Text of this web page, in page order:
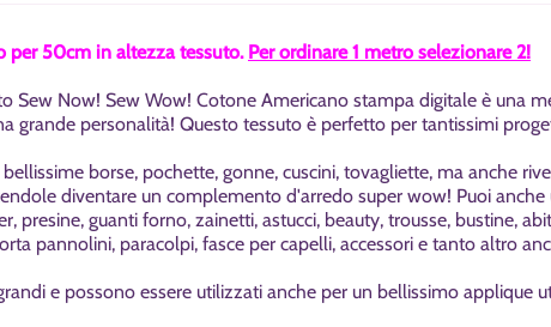
per 50cm in altezza tessuto. Per ordinare 1 metro selezionare 2!
Sew Now! Sew Wow! Cotone Americano stampa digitale è una
grande personalità! Questo tessuto è perfetto per tantissimi
bellissime borse, pochette, gonne, cuscini, tovagliette, ma anche
diventare un complemento d'arredo super wow! Puoi
presine, guanti forno, zainetti, astucci, beauty, trousse, bustine,
pannolini, paracolpi, fasce per capelli, accessori e tanto altro
e possono essere utilizzati anche per un bellissimo applique